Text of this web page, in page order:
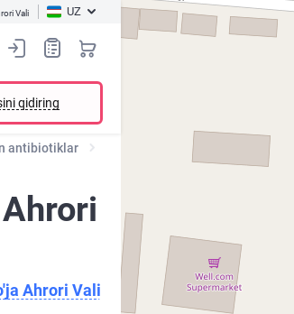
Vali UZ
qidiring
antibiotiklar
Ahrori Vali